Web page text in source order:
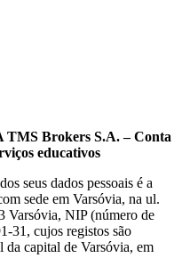
TMS Brokers S.A. – Conta
educativos
seus dados pessoais é a
sede em Varsóvia, na ul.
Varsóvia, NIP (número de
31, cujos registos são
capital de Varsóvia, em